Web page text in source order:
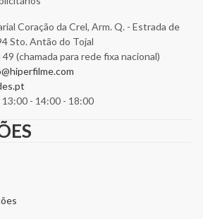
Coração da Crel, Arm. Q. - Estrada de
Sto. Antão do Tojal
(chamada para rede fixa nacional)
13:00 - 14:00 - 18:00